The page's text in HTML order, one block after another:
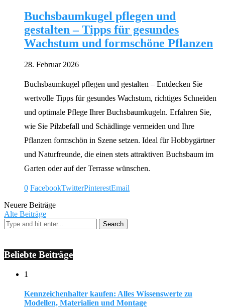
Buchsbaumkugel pflegen und
gestalten – Tipps für gesundes
Wachstum und formschöne Pflanzen
28. Februar 2026
Buchsbaumkugel pflegen und gestalten – Entdecken Sie
wertvolle Tipps für gesundes Wachstum, richtiges Schneiden
und optimale Pflege Ihrer Buchsbaumkugeln. Erfahren Sie,
wie Sie Pilzbefall und Schädlinge vermeiden und Ihre
Pflanzen formschön in Szene setzen. Ideal für Hobbygärtner
und Naturfreunde, die einen stets attraktiven Buchsbaum im
Garten oder auf der Terrasse wünschen.
0 FacebookTwitterPinterestEmail
Neuere Beiträge
Alte Beiträge
Beliebte Beiträge
1
Kennzeichenhalter kaufen: Alles Wissenswerte zu
Modellen, Materialien und Montage